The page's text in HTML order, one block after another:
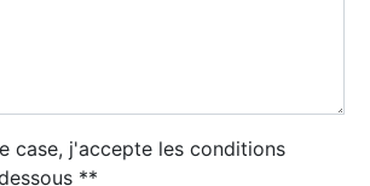
case, j'accepte les conditions
**